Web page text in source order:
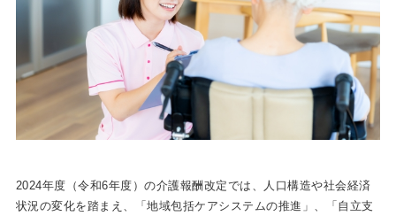
2024年度（令和6年度）の介護報酬改定では、人口構造や社会経済
状況の変化を踏まえ、「地域包括ケアシステムの推進」、「自立支